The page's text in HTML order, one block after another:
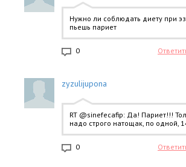
Нужно ли соблюдать диету при
пьешь париет
0
zyzulijupona
RT @sinefecafip: Да! Париет!!!
надо строго натощак, по одной,
0